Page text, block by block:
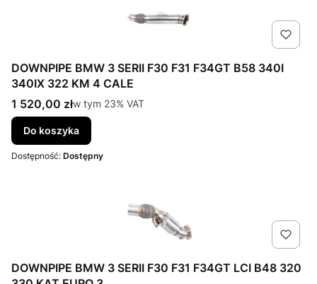
DOWNPIPE BMW 3 SERII F30 F31 F34GT B58 340I
340IX 322 KM 4 CALE
Cena brutto
1 520,00 złw tym %s VAT
w tym 23% VAT
Do koszyka
Dostępność: Dostępny
DOWNPIPE BMW 3 SERII F30 F31 F34GT LCI B48 320